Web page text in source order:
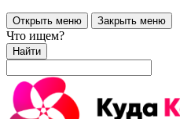
Открыть меню Закрыть меню
Что ищем?
Найти